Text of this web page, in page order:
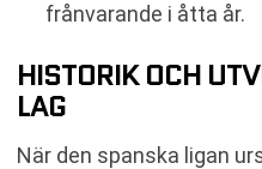
frånvarande i åtta år.
HISTORIK OCH
LAG
När den spanska ligan